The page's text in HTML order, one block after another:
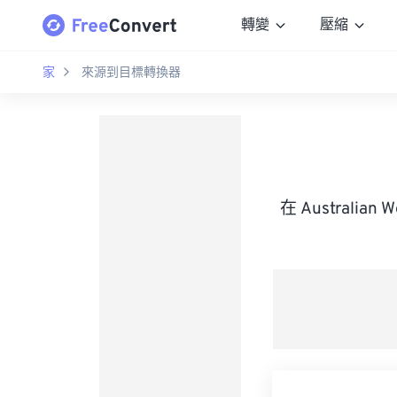
轉變 壓縮
家 來源到目標轉換器
在 Australian